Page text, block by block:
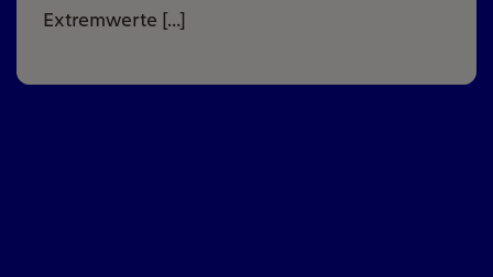
Extremwerte […]